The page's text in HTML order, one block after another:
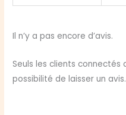
Il n’y a pas encore d’avis.
Seuls les clients
possibilité de laisser un avis.